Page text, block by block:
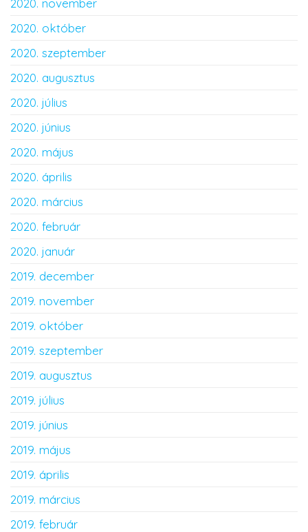
2020. november
2020. október
2020. szeptember
2020. augusztus
2020. július
2020. június
2020. május
2020. április
2020. március
2020. február
2020. január
2019. december
2019. november
2019. október
2019. szeptember
2019. augusztus
2019. július
2019. június
2019. május
2019. április
2019. március
2019. február